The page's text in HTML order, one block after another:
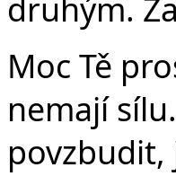
druhým.
Moc Tě
nemají
povzbudit,